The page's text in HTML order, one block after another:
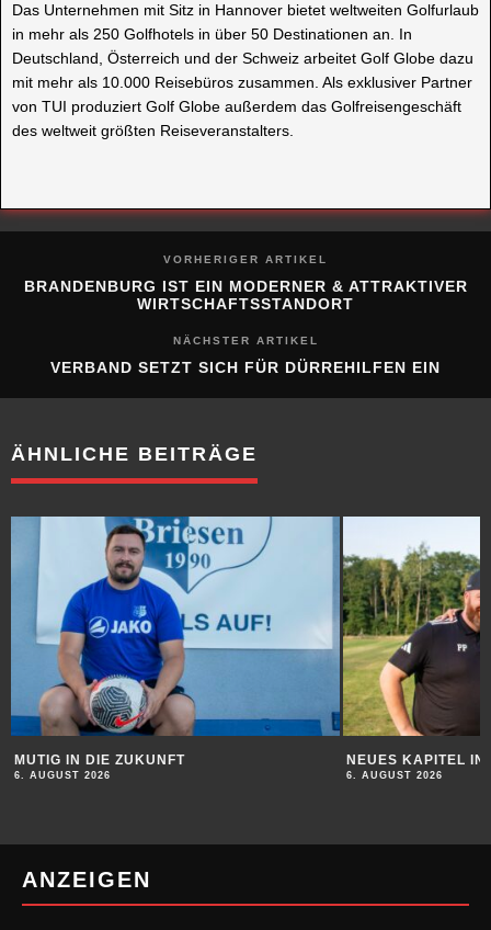
Das Unternehmen mit Sitz in Hannover bietet weltweiten Golfurlaub
in mehr als 250 Golfhotels in über 50 Destinationen an. In
Deutschland, Österreich und der Schweiz arbeitet Golf Globe dazu
mit mehr als 10.000 Reisebüros zusammen. Als exklusiver Partner
von TUI produziert Golf Globe außerdem das Golfreisengeschäft
des weltweit größten Reiseveranstalters.
VORHERIGER ARTIKEL
BRANDENBURG IST EIN MODERNER & ATTRAKTIVER
WIRTSCHAFTSSTANDORT
NÄCHSTER ARTIKEL
VERBAND SETZT SICH FÜR DÜRREHILFEN EIN
ÄHNLICHE BEITRÄGE
MUTIG IN DIE ZUKUNFT
6. AUGUST 2026
NEUES KAPITEL IN
6. AUGUST 2026
ANZEIGEN